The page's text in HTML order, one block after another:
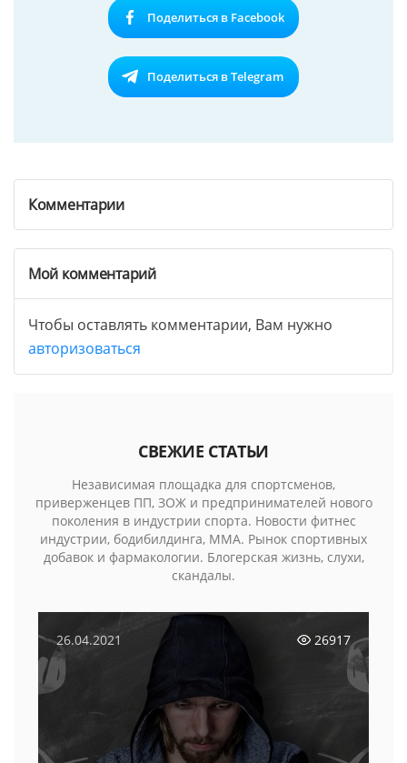
Поделиться в Facebook
Поделиться в Telegram
Комментарии
Мой комментарий
Чтобы оставлять комментарии, Вам нужно
авторизоваться
СВЕЖИЕ СТАТЬИ
Независимая площадка для спортсменов,
приверженцев ПП, ЗОЖ и предпринимателей нового
поколения в индустрии спорта. Новости фитнес
индустрии, бодибилдинга, MMA. Рынок спортивных
добавок и фармакологии. Блогерская жизнь, слухи,
скандалы.
26.04.2021 26917